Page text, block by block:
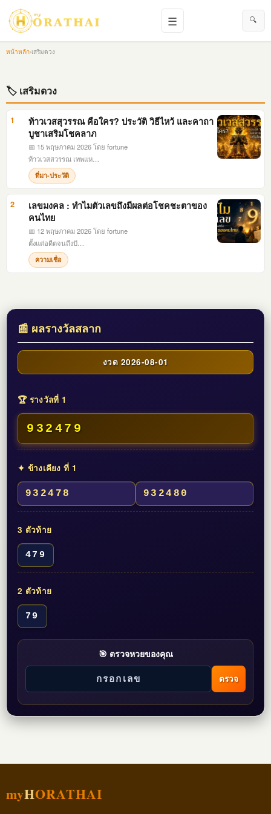
☰ 🔍
หน้าหลัก›เสริมดวง
🏷 เสริมดวง
1
ท้าวเวสสุวรรณ คือใคร? ประวัติ วิธีไหว้ และคาถา
บูชาเสริมโชคลาภ
📅 15 พฤษภาคม 2026โดย fortune
ท้าวเวสสวรรณ เทพแห…
ที่มา-ประวัติ
2
เลขมงคล : ทำไมตัวเลขถึงมีผลต่อโชคชะตาของ
คนไทย
📅 12 พฤษภาคม 2026โดย fortune
ตั้งแต่อดีตจนถึงปั…
ความเชื่อ
📰 ผลรางวัลสลาก
งวด 2026-08-01
🏆 รางวัลที่ 1
932479
✦ ข้างเคียง ที่ 1
932478 932480
3 ตัวท้าย
479
2 ตัวท้าย
79
🎯 ตรวจหวยของคุณ
ตรวจ
myHORATHAI